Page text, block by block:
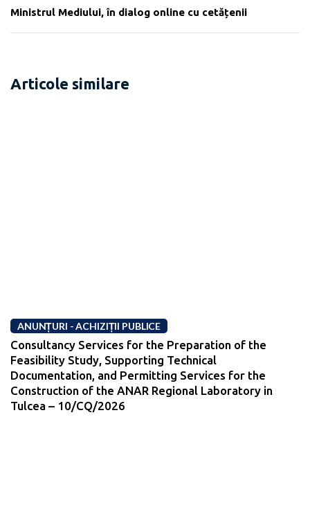
Ministrul Mediului, în dialog online cu cetățenii
Articole similare
ANUNȚURI - ACHIZIȚII PUBLICE
Consultancy Services for the Preparation of the
Feasibility Study, Supporting Technical
Documentation, and Permitting Services for the
Construction of the ANAR Regional Laboratory in
Tulcea – 10/CQ/2026